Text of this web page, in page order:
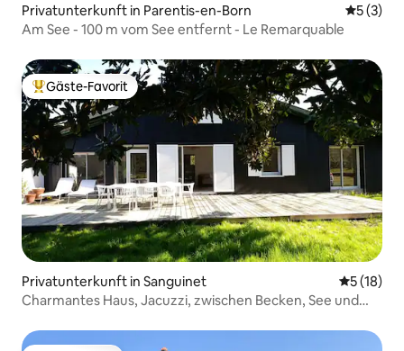
Privatunterkunft in Parentis-en-Born
5 (3)
Am See - 100 m vom See entfernt - Le Remarquable
Beliebter Gäste-Favorit.
Gäste-Favorit
Privatunterkunft in Sanguinet
5 (18)
Charmantes Haus, Jacuzzi, zwischen Becken, See und